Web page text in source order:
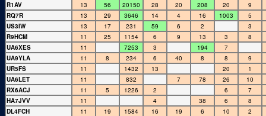
R1AV
13 56 20150 28 20 208 20
9
RQ7R
13 29 3646 14 4 16 1003
5
US3IW
13 17 231 59 6 2
3
R9HCM
11 25 1154 6 9 13 3
8
UA6XES
11 7253 3 194
7
UA9YLA
11 8 234 6 40 8 8
9
UR5FS
11 1432 13 20
1
UA6LET
11 832 7 78 26
10
RX6ACJ
11 5 1226 2 6
7
HA7JVV
11 4 38 6
8
DL4FCH
11 19 1584 16 19 6 10
2